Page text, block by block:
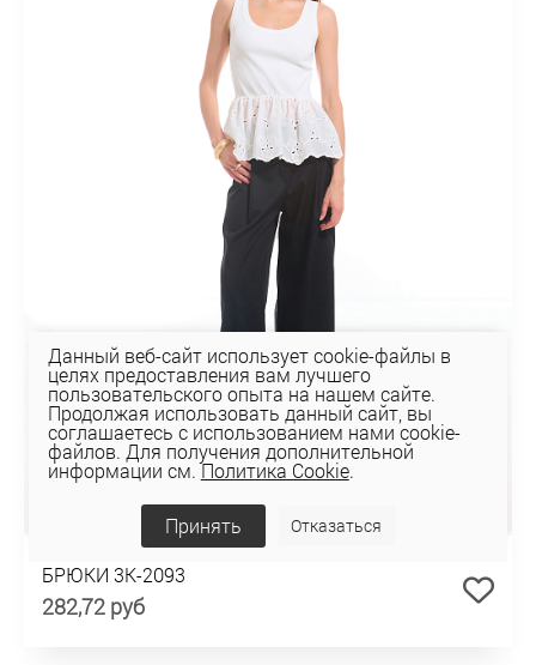
БРЮКИ 3К-2093
282,72 руб
Данный веб-сайт использует cookie-файлы в
целях предоставления вам лучшего
пользовательского опыта на нашем сайте.
Продолжая использовать данный сайт, вы
соглашаетесь с использованием нами cookie-
файлов. Для получения дополнительной
информации см.Политика Cookie.
Принять Отказаться